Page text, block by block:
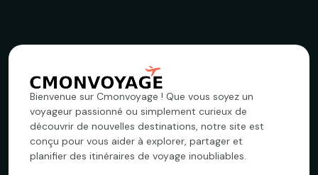
Bienvenue sur Cmonvoyage ! Que vous soyez un
voyageur passionné ou simplement curieux de
découvrir de nouvelles destinations, notre site est
conçu pour vous aider à explorer, partager et
planifier des itinéraires de voyage inoubliables.